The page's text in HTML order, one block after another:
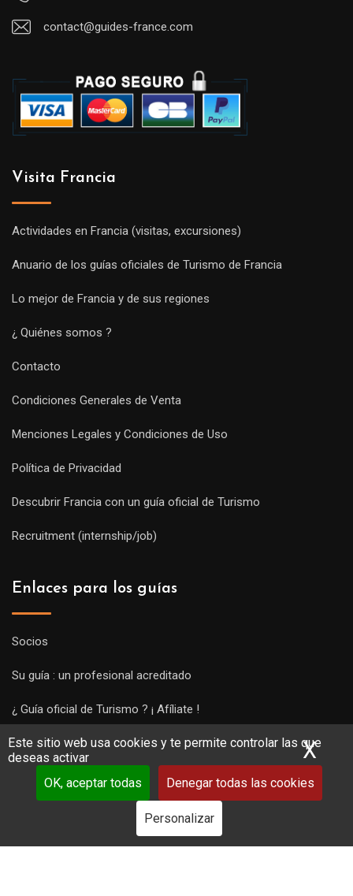
Este sitio web usa cookies y te permite controlar las que
deseas activar
OK, aceptar todas
Denegar todas las cookies
Personalizar
X
contact@guides-france.com
Visita Francia
Actividades en Francia (visitas, excursiones)
Anuario de los guías oficiales de Turismo de Francia
Lo mejor de Francia y de sus regiones
¿ Quiénes somos ?
Contacto
Condiciones Generales de Venta
Menciones Legales y Condiciones de Uso
Política de Privacidad
Descubrir Francia con un guía oficial de Turismo
Recruitment (internship/job)
Enlaces para los guías
Socios
Su guía : un profesional acreditado
¿ Guía oficial de Turismo ? ¡ Afíliate !
Subir una visita y empezar a trabajar !